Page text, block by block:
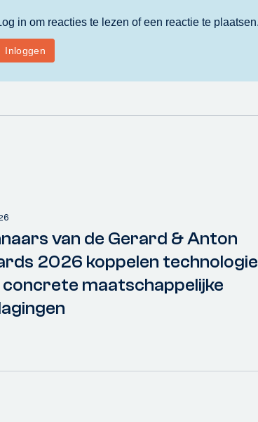
van de Gerard & Anton
2026 koppelen technologie
concrete maatschappelijke